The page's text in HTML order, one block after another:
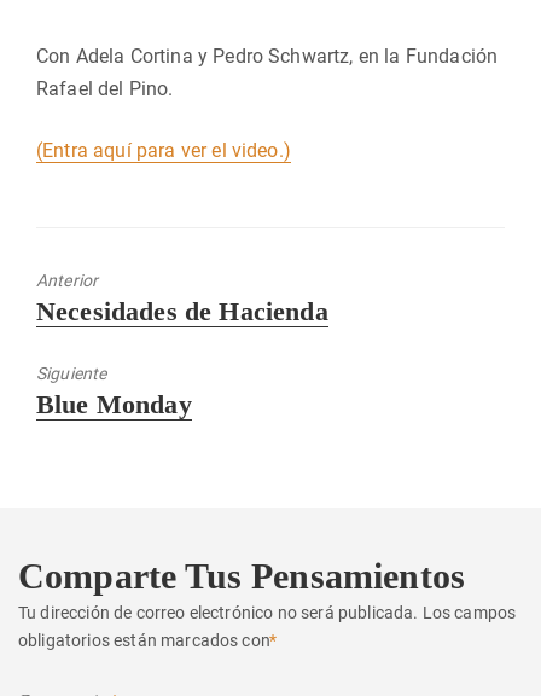
Con Adela Cortina y Pedro Schwartz, en la Fundación
Rafael del Pino.
(Entra aquí para ver el video.)
Anterior
Entrada
Necesidades de Hacienda
Siguiente
Entrada
Blue Monday
Comparte Tus Pensamientos
Tu dirección de correo electrónico no será publicada. Los campos
obligatorios están marcados con*